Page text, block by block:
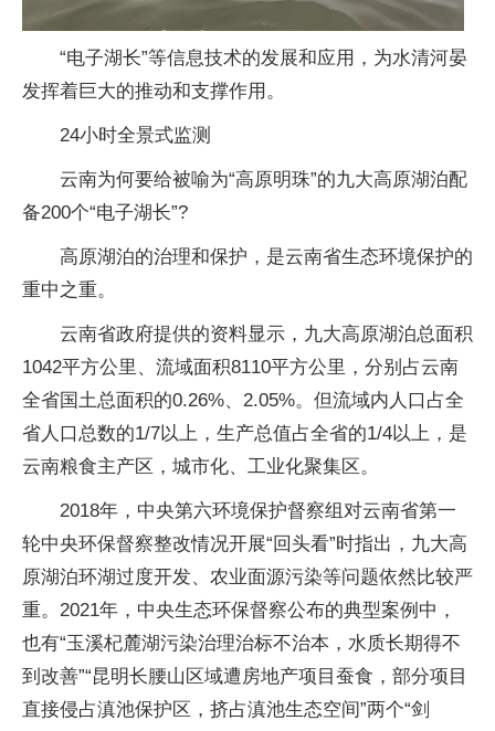
“电子湖长”等信息技术的发展和应用，为水清河晏
发挥着巨大的推动和支撑作用。
24小时全景式监测
云南为何要给被喻为“高原明珠”的九大高原湖泊配
备200个“电子湖长”?
高原湖泊的治理和保护，是云南省生态环境保护的
重中之重。
云南省政府提供的资料显示，九大高原湖泊总面积
1042平方公里、流域面积8110平方公里，分别占云南
全省国土总面积的0.26%、2.05%。但流域内人口占全
省人口总数的1/7以上，生产总值占全省的1/4以上，是
云南粮食主产区，城市化、工业化聚集区。
2018年，中央第六环境保护督察组对云南省第一
轮中央环保督察整改情况开展“回头看”时指出，九大高
原湖泊环湖过度开发、农业面源污染等问题依然比较严
重。2021年，中央生态环保督察公布的典型案例中，
也有“玉溪杞麓湖污染治理治标不治本，水质长期得不
到改善”“昆明长腰山区域遭房地产项目蚕食，部分项目
直接侵占滇池保护区，挤占滇池生态空间”两个“剑